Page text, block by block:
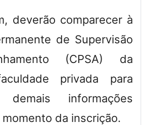
deverão comparecer à
de Supervisão
(CPSA) da
privada para
informações
da inscrição.